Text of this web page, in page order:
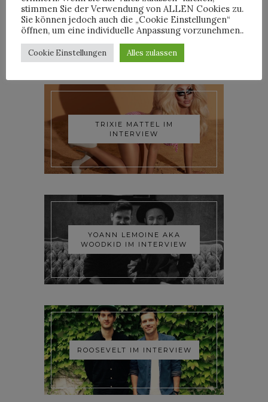
NEWER POSTS
INTERVIEWS
TRIXIE MATTEL IM
INTERVIEW
YOANN LEMOINE AKA
WOODKID IM INTERVIEW
ROOSEVELT IM INTERVIEW
stimmen Sie der Verwendung von ALLEN Cookies zu.
Sie können jedoch auch die „Cookie Einstellungen“
öffnen, um eine individuelle Anpassung vorzunehmen..
Cookie Einstellungen Alles zulassen